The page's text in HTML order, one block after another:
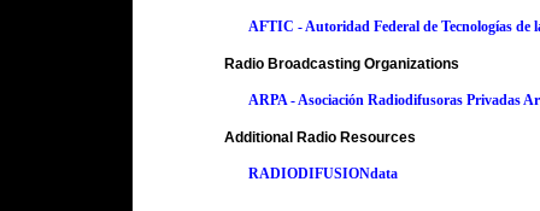
AFTIC - Autoridad Federal de Tecnologías de
Radio Broadcasting Organizations
ARPA - Asociación Radiodifusoras Privadas
Additional Radio Resources
RADIODIFUSIONdata